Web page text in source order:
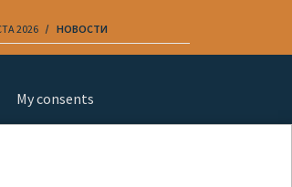
2026 НОВОСТИ
My consents